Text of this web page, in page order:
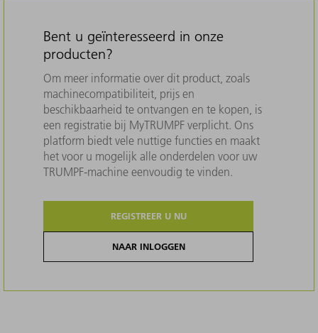
Bent u geïnteresseerd in onze
producten?
Om meer informatie over dit product, zoals
machinecompatibiliteit, prijs en
beschikbaarheid te ontvangen en te kopen, is
een registratie bij MyTRUMPF verplicht. Ons
platform biedt vele nuttige functies en maakt
het voor u mogelijk alle onderdelen voor uw
TRUMPF-machine eenvoudig te vinden.
REGISTREER U NU
NAAR INLOGGEN